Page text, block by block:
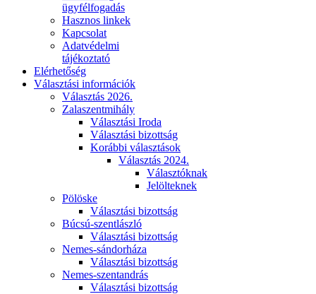
ügyfélfogadás
Hasznos linkek
Kapcsolat
Adatvédelmi
tájékoztató
Elérhetőség
Választási információk
Választás 2026.
Zalaszentmihály
Választási Iroda
Választási bizottság
Korábbi választások
Választás 2024.
Választóknak
Jelölteknek
Pölöske
Választási bizottság
Búcsú-szentlászló
Választási bizottság
Nemes-sándorháza
Választási bizottság
Nemes-szentandrás
Választási bizottság